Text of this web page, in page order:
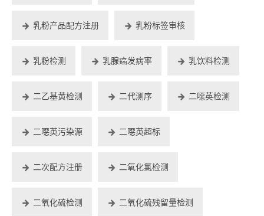
乳粉产品配方注册 乳粉标签审核
乳粉检测 乳腺癌发病率 乳饮料检测
二乙基黄检测 二代测序 二噁英检测
二噁英污染源 二噁英超标
二次配方注册 二氧化氯检测
二氧化硫检测 二氧化硫残留量检测